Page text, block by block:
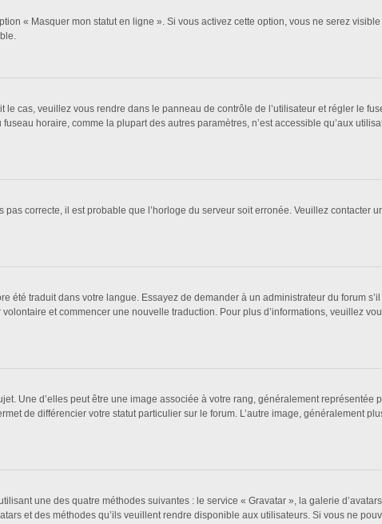
« Masquer mon statut en ligne ». Si vous activez cette option, vous ne serez
cas, veuillez vous rendre dans le panneau de contrôle de l’utilisateur et régler le
horaire, comme la plupart des autres paramètres, n’est accessible qu’aux
correcte, il est probable que l’horloge du serveur soit erronée. Veuillez contacter
été traduit dans votre langue. Essayez de demander à un administrateur du forum
et commencer une nouvelle traduction. Pour plus d’informations, veuillez
Une d’elles peut être une image associée à votre rang, généralement représentée
de différencier votre statut particulier sur le forum. L’autre image, généralement
une des quatre méthodes suivantes : le service « Gravatar », la galerie
et des méthodes qu’ils veuillent rendre disponible aux utilisateurs. Si vous ne